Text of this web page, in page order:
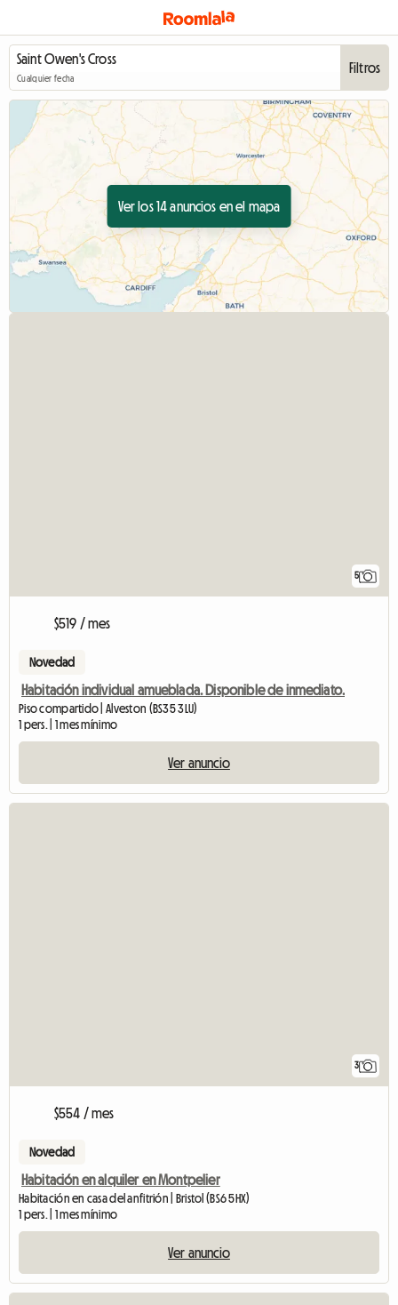
Cualquier fecha
Filtros
Ver los 14 anuncios en el mapa
5
$519 / mes
Novedad
Habitación individual amueblada. Disponible de inmediato.
Piso compartido | Alveston (BS35 3LU)
1 pers. | 1 mes mínimo
Ver anuncio
3
$554 / mes
Novedad
Habitación en alquiler en Montpelier
Habitación en casa del anfitrión | Bristol (BS6 5HX)
1 pers. | 1 mes mínimo
Ver anuncio